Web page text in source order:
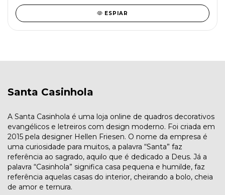
ESPIAR
Santa Casinhola
A Santa Casinhola é uma loja online de quadros decorativos
evangélicos e letreiros com design moderno. Foi criada em
2015 pela designer Hellen Friesen. O nome da empresa é
uma curiosidade para muitos, a palavra “Santa” faz
referência ao sagrado, aquilo que é dedicado a Deus. Já a
palavra “Casinhola” significa casa pequena e humilde, faz
referência aquelas casas do interior, cheirando a bolo, cheia
de amor e ternura.